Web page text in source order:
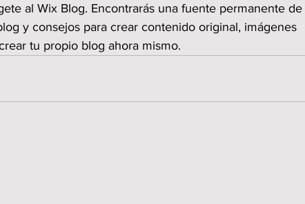
al Wix Blog. Encontrarás una fuente permanente de
y consejos para crear contenido original, imágenes
tu propio blog ahora mismo.